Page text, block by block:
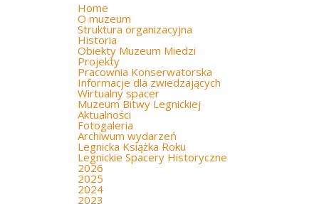
Home
O muzeum
Struktura organizacyjna
Historia
Obiekty Muzeum Miedzi
Projekty
Pracownia Konserwatorska
Informacje dla zwiedzających
Wirtualny spacer
Muzeum Bitwy Legnickiej
Aktualności
Fotogaleria
Archiwum wydarzeń
Legnicka Książka Roku
Legnickie Spacery Historyczne
2026
2025
2024
2023